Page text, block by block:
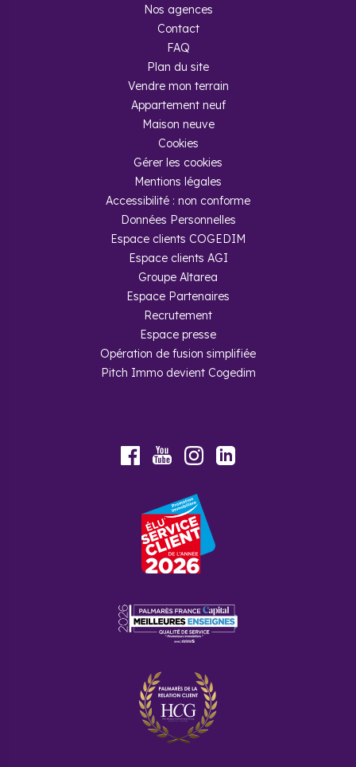
Nos agences
Contact
FAQ
Plan du site
Vendre mon terrain
Appartement neuf
Maison neuve
Cookies
Gérer les cookies
Mentions légales
Accessibilité : non conforme
Données Personnelles
Espace clients COGEDIM
Espace clients AGI
Groupe Altarea
Espace Partenaires
Recrutement
Espace presse
Opération de fusion simplifiée
Pitch Immo devient Cogedim
FacebookYoutubeInstagram